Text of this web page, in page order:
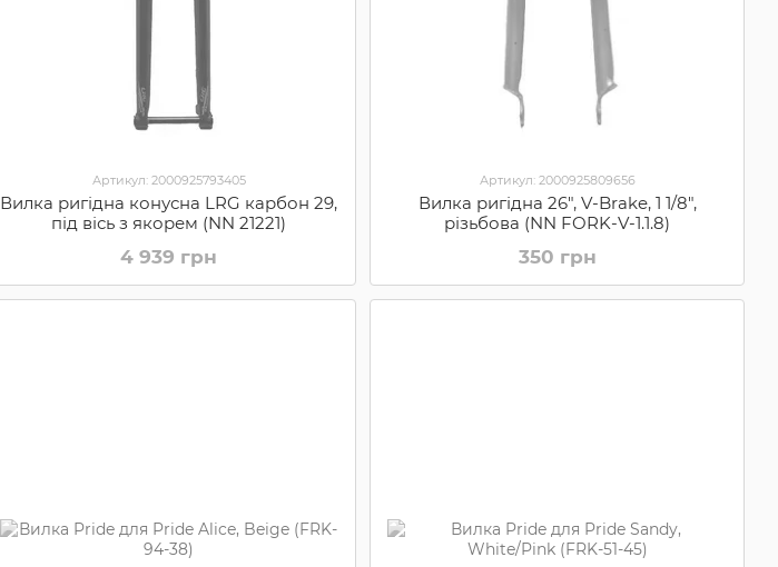
Артикул: 2000925793405
Вилка ригідна конусна LRG карбон 29,
під вісь з якорем (NN 21221)
4 939 грн
Артикул: 2000925809656
Вилка ригідна 26", V-Brake, 1 1/8",
різьбова (NN FORK-V-1.1.8)
350 грн